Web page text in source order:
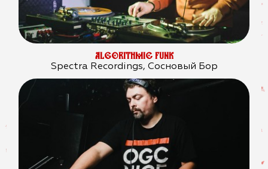
ALGORITHMIC FUNK
Spectra Recordings, Сосновый Бор